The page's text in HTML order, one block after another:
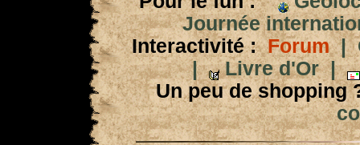
Journée
Interactivité : Forum|
|
Livre d'Or|
Un peu de shopping